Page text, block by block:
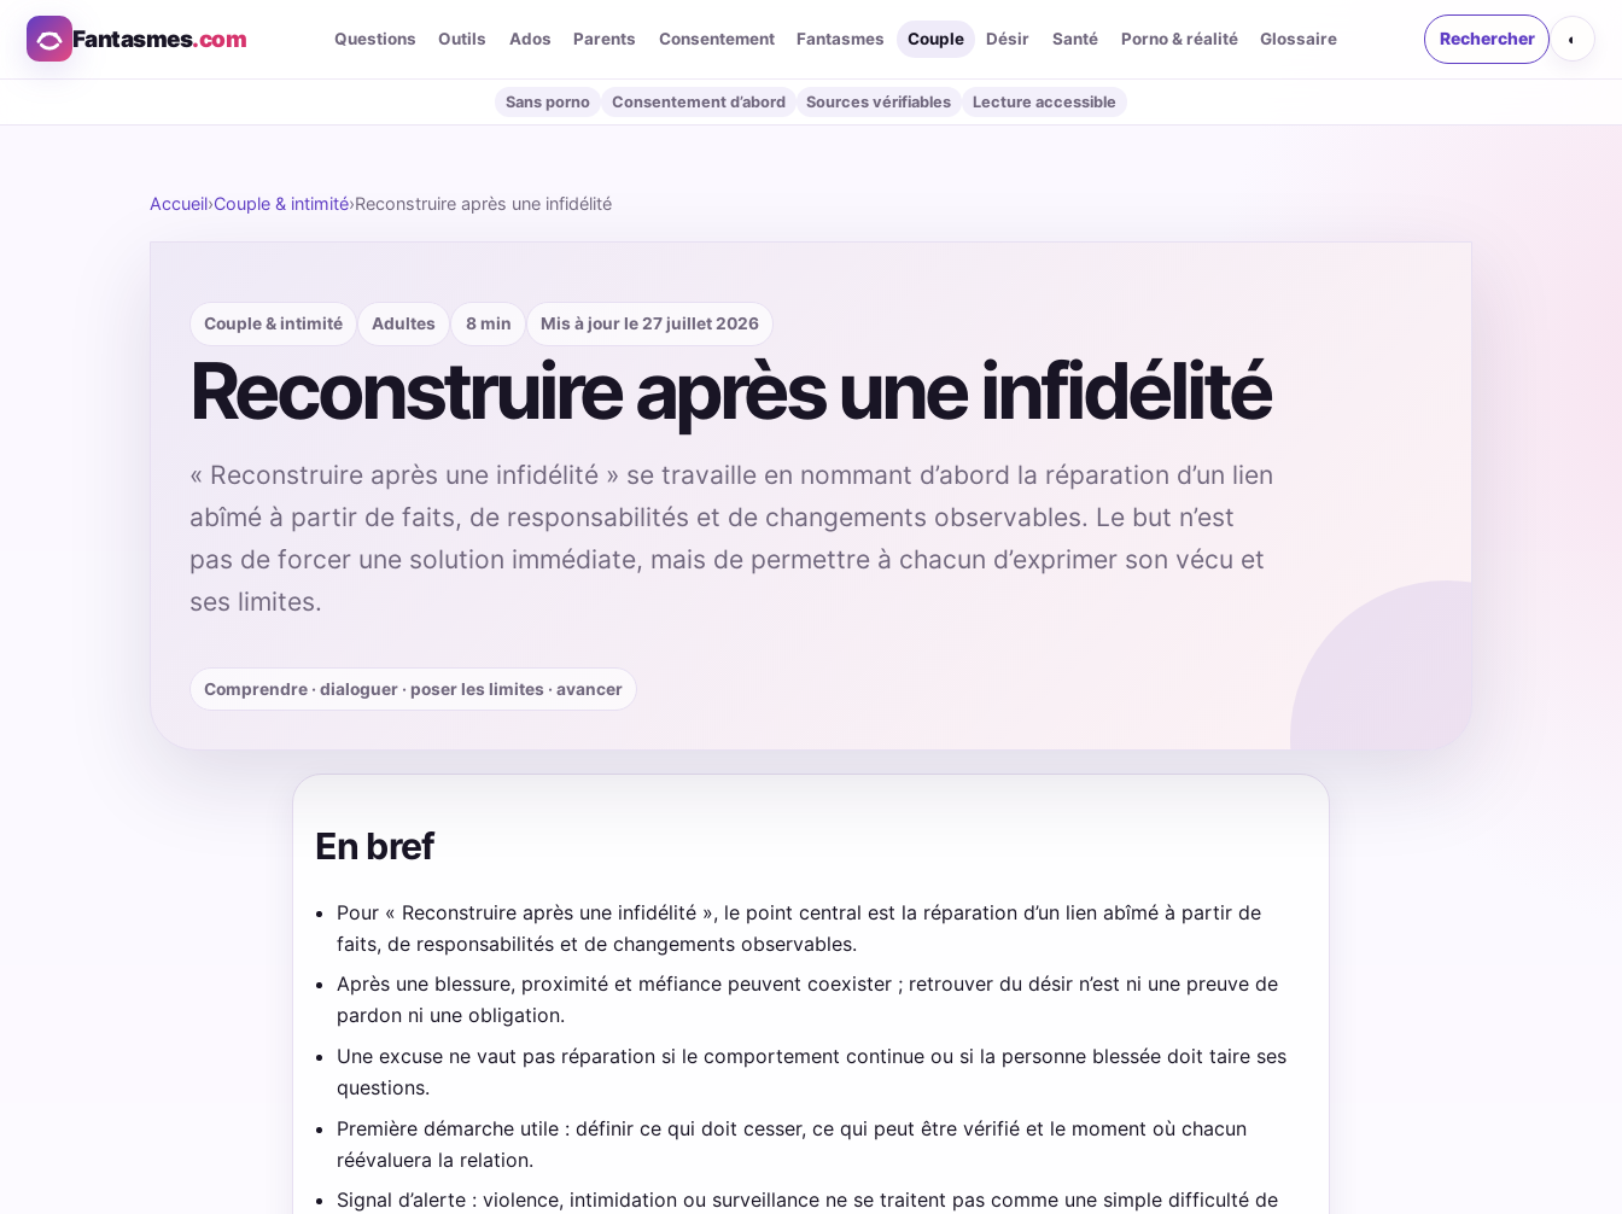
Fantasmes.com Questions Outils Ados Parents Consentement Fantasmes Couple Désir Santé Porno & réalité Glossaire Rechercher ◐
Sans porno Consentement d’abord Sources vérifiables Lecture accessible
Accueil›Couple & intimité›Reconstruire après une infidélité
Couple & intimité Adultes 8 min Mis à jour le 27 juillet 2026
Reconstruire après une infidélité
« Reconstruire après une infidélité » se travaille en nommant d’abord la réparation d’un lien
abîmé à partir de faits, de responsabilités et de changements observables. Le but n’est
pas de forcer une solution immédiate, mais de permettre à chacun d’exprimer son vécu et
ses limites.
Comprendre · dialoguer · poser les limites · avancer
En bref
Pour « Reconstruire après une infidélité », le point central est la réparation d’un lien abîmé à partir de
faits, de responsabilités et de changements observables.
Après une blessure, proximité et méfiance peuvent coexister ; retrouver du désir n’est ni une preuve de
pardon ni une obligation.
Une excuse ne vaut pas réparation si le comportement continue ou si la personne blessée doit taire ses
questions.
Première démarche utile : définir ce qui doit cesser, ce qui peut être vérifié et le moment où chacun
réévaluera la relation.
Signal d’alerte : violence, intimidation ou surveillance ne se traitent pas comme une simple difficulté de